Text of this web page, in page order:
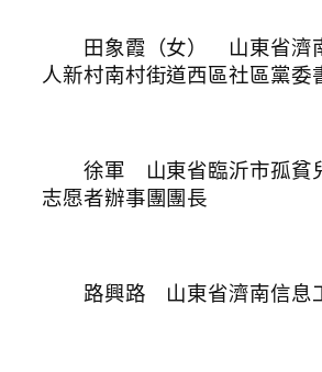
田象霞（女） 山東省濟
人新村南村街道西區社區黨委
徐軍 山東省臨沂市孤貧
志愿者辦事團團長
路興路 山東省濟南信息